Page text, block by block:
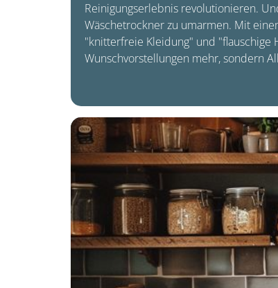
Reinigungserlebnis revolutionieren.
Wäschetrockner zu umarmen. Mit
"knitterfreie Kleidung" und "flauschige
Wunschvorstellungen mehr, sondern